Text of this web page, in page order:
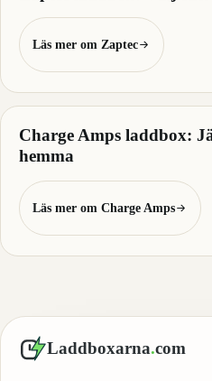
Läs mer om Zaptec
Charge Amps laddbox:
hemma
Läs mer om Charge Amps
Laddboxarna.com